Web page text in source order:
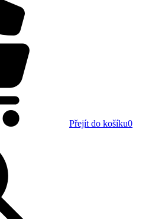
Přejít do košíku0